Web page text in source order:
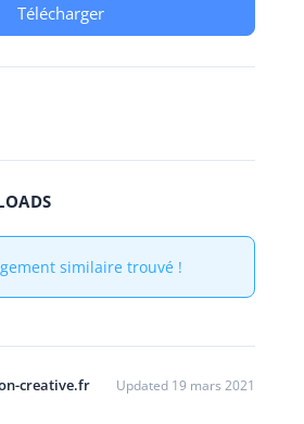
Télécharger
similaire trouvé !
creative.fr Updated 19 mars 2021